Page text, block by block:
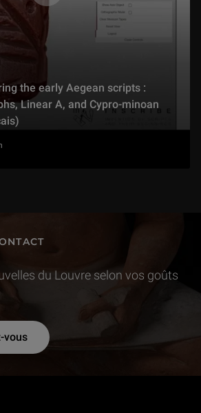
the early Aegean scripts :
Linear A, and Cypro-minoan
du Louvre selon vos goûts
vous